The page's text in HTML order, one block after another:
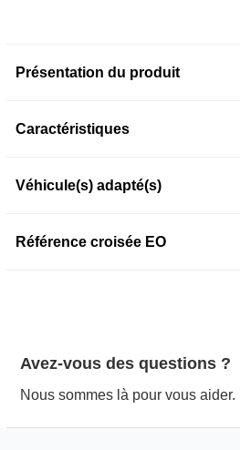
Présentation du produit
Caractéristiques
Véhicule(s) adapté(s)
Référence croisée EO
Avez-vous des questions ?
Nous sommes là pour vous aider.